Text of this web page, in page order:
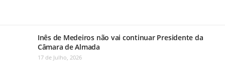
Inês de Medeiros não vai continuar Presidente da
Câmara de Almada
17 de Julho, 2026